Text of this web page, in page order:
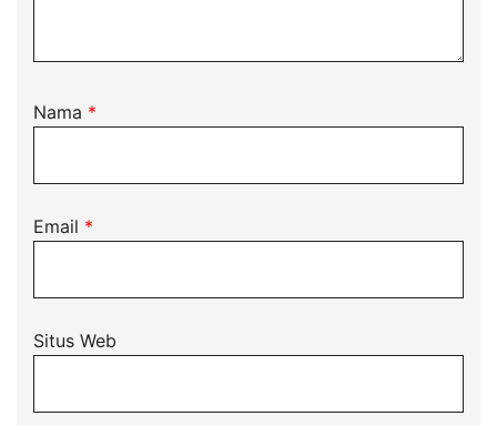
Nama *
Email *
Situs Web